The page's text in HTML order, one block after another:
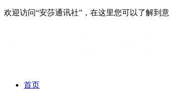
欢迎访问“安莎通讯社”，在这里您可以了解到
首页